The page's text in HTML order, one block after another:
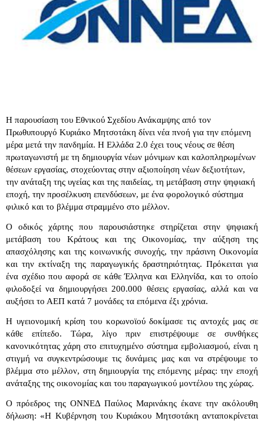
Η παρουσίαση του Εθνικού Σχεδίου Ανάκαμψης από τον
Πρωθυπουργό Κυριάκο Μητσοτάκη δίνει νέα πνοή για την επόμενη
μέρα μετά την πανδημία. Η Ελλάδα 2.0 έχει τους νέους σε θέση
πρωταγωνιστή με τη δημιουργία νέων μόνιμων και καλοπληρωμένων
θέσεων εργασίας, στοχεύοντας στην αξιοποίηση νέων δεξιοτήτων,
την ανάταξη της υγείας και της παιδείας, τη μετάβαση στην ψηφιακή
εποχή, την προσέλκυση επενδύσεων, με ένα φορολογικό σύστημα
φιλικό και το βλέμμα στραμμένο στο μέλλον.
Ο οδικός χάρτης που παρουσιάστηκε στηρίζεται στην ψηφιακή
μετάβαση του Κράτους και της Οικονομίας, την αύξηση της
απασχόλησης και της κοινωνικής συνοχής, την πράσινη Οικονομία
και την εκτίναξη της παραγωγικής δραστηριότητας. Πρόκειται για
ένα σχέδιο που αφορά σε κάθε Έλληνα και Ελληνίδα, και το οποίο
φιλοδοξεί να δημιουργήσει 200.000 θέσεις εργασίας, αλλά και να
αυξήσει το ΑΕΠ κατά 7 μονάδες τα επόμενα έξι χρόνια.
Η υγειονομική κρίση του κορωνοϊού δοκίμασε τις αντοχές μας σε
κάθε επίπεδο. Τώρα, λίγο πριν επιστρέψουμε σε συνθήκες
κανονικότητας χάρη στο επιτυχημένο σύστημα εμβολιασμού, είναι η
στιγμή να συγκεντρώσουμε τις δυνάμεις μας και να στρέψουμε το
βλέμμα στο μέλλον, στη δημιουργία της επόμενης μέρας: την εποχή
ανάταξης της οικονομίας και του παραγωγικού μοντέλου της χώρας.
Ο πρόεδρος της ΟΝΝΕΔ Παύλος Μαρινάκης έκανε την ακόλουθη
δήλωση: «Η Κυβέρνηση του Κυριάκου Μητσοτάκη ανταποκρίνεται